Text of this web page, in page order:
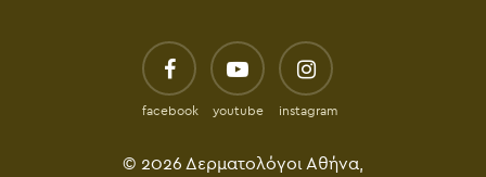
facebook youtube instagram
© 2026 Δερματολόγοι Αθήνα,